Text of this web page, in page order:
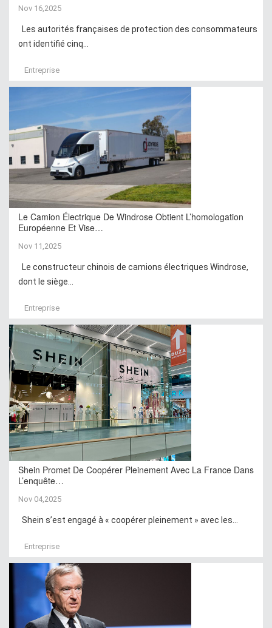
Nov 16,2025
Les autorités françaises de protection des consommateurs
ont identifié cinq...
Entreprise
Le Camion Électrique De Windrose Obtient L’homologation
Européenne Et Vise…
Nov 11,2025
Le constructeur chinois de camions électriques Windrose,
dont le siège...
Entreprise
Shein Promet De Coopérer Pleinement Avec La France Dans
L’enquête…
Nov 04,2025
Shein s’est engagé à « coopérer pleinement » avec les...
Entreprise